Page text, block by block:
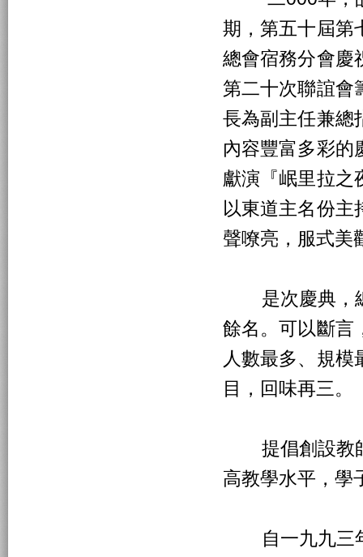
期，第五十屆第
總會宿務分會慶
第二十次聯誼會
長為副主任兼總
內容豐富多彩的
獻演『岷里拉之
以東道主名份主
聲嘹亮，服式美
是次慶典，總
餘名。可以斷言
人數最多、規
目，回味再三。
提倡創設教師
高教學水平，學
自一九九三年